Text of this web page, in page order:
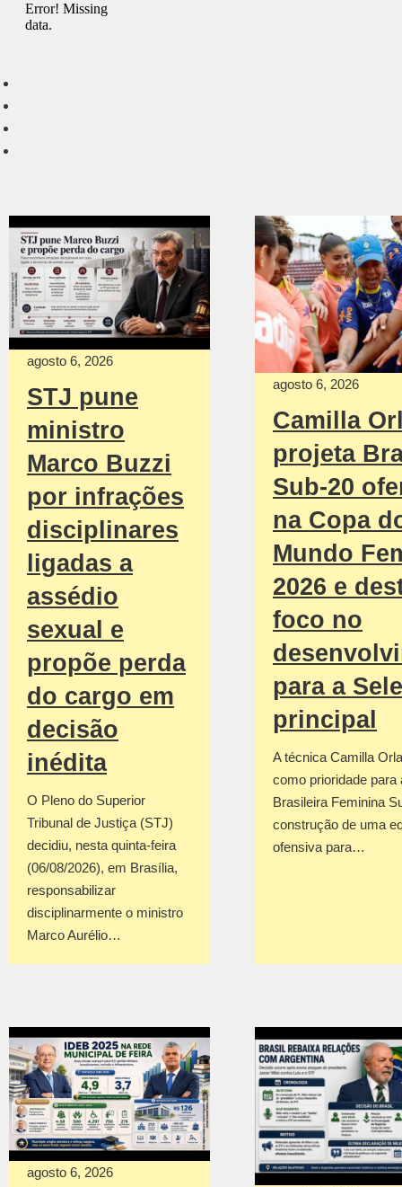
agosto 6, 2026
STJ pune
ministro
Marco Buzzi
por infrações
disciplinares
ligadas a
assédio
sexual e
propõe perda
do cargo em
decisão
inédita
O Pleno do Superior
Tribunal de Justiça (STJ)
decidiu, nesta quinta-feira
(06/08/2026), em Brasília,
responsabilizar
disciplinarmente o ministro
Marco Aurélio…
agosto 6, 2026
Camilla
projeta
Sub-20
na Copa
Mundo
2026 e
foco no
para a
principal
A técnica Camilla
como prioridade para
Brasileira Feminina
construção de uma
ofensiva para…
agosto 6, 2026